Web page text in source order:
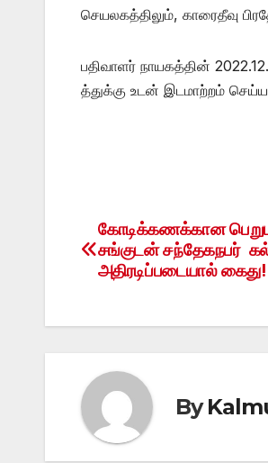
செயலகத்திலும், காரைதீவு
பதிவாளர் நாயகத்தின்
த்துக்கு உடன் இடமாற்றம்
Post
navigation
கோடிக்கணக்கான
சங்குடன் சந்தேகநபர்
அதிரடிப்படையால் கைது!
By